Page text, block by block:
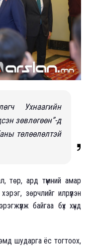
Ухнаагийн
зөвлөгөөн”-д
төлөөлөлтэй
төр, ард түмний амар
зөрчлийг илрүүлэн
байгаа бүх хүнд
шударга ёс тогтоох,